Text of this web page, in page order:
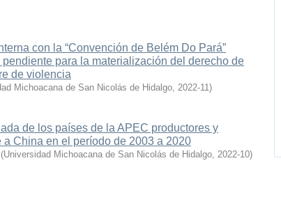
con la “Convención de Belém Do Pará”
para la materialización del derecho de
de violencia
Michoacana de San Nicolás de Hidalgo, 2022-11)
de los países de la APEC productores y
China en el período de 2003 a 2020
(Universidad Michoacana de San Nicolás de Hidalgo, 2022-10)